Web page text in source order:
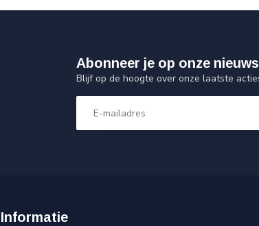
Abonneer je op onze
Blijf op de hoogte over onze laatste
Informatie